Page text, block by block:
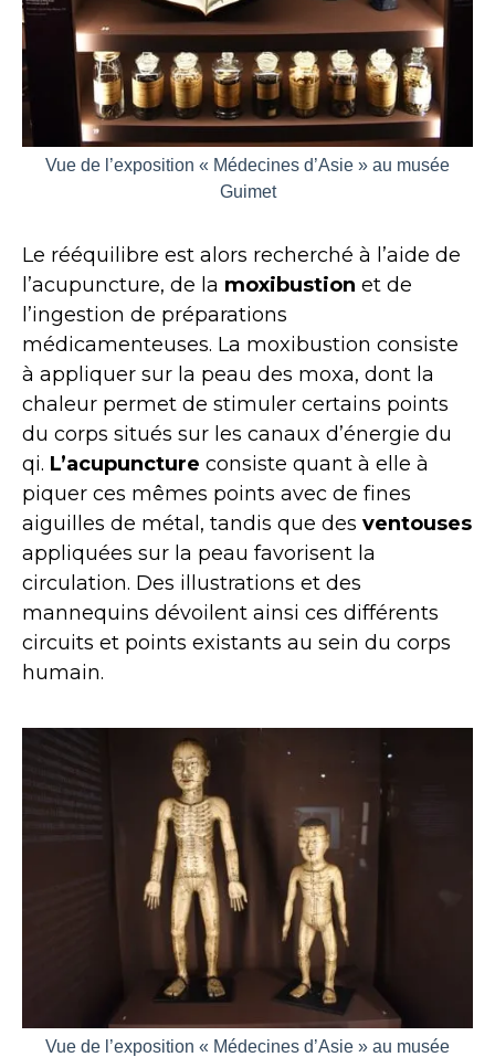
Vue de l’exposition « Médecines d’Asie » au musée
Guimet
Le rééquilibre est alors recherché à l’aide de
l’acupuncture, de la moxibustion et de
l’ingestion de préparations
médicamenteuses. La moxibustion consiste
à appliquer sur la peau des moxa, dont la
chaleur permet de stimuler certains points
du corps situés sur les canaux d’énergie du
qi. L’acupuncture consiste quant à elle à
piquer ces mêmes points avec de fines
aiguilles de métal, tandis que des ventouses
appliquées sur la peau favorisent la
circulation. Des illustrations et des
mannequins dévoilent ainsi ces différents
circuits et points existants au sein du corps
humain.
Vue de l’exposition « Médecines d’Asie » au musée